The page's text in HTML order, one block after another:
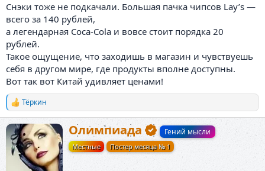
Снэки тоже не подкачали. Большая пачка чипсов Lay’s —
всего за 140 рублей,
а легендарная Coca-Cola и вовсе стоит порядка 20
рублей.
Такое ощущение, что заходишь в магазин и чувствуешь
себя в другом мире, где продукты вполне доступны.
Вот так вот Китай удивляет ценами!
Р
е
а
к
ц
и
Тёркин
А
в
т
Олимпиада Гений мысли
Местные Постер месяца № 1